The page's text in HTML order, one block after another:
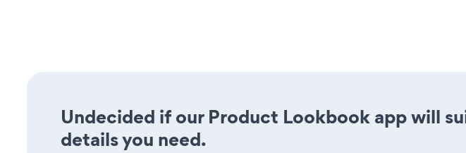
Undecided if our Product Lookbook app will
details you need.